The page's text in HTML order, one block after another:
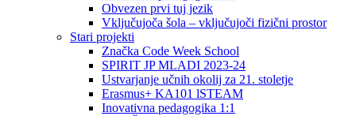
Obvezen prvi tuj jezik
Vključujoča šola – vključujoči fizični prostor
Stari projekti
Značka Code Week School
SPIRIT JP MLADI 2023-24
Ustvarjanje učnih okolij za 21. stoletje
Erasmus+ KA101 lSTEAM
Inovativna pedagogika 1:1